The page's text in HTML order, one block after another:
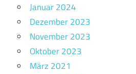
Januar 2024
Dezember 2023
November 2023
Oktober 2023
März 2021